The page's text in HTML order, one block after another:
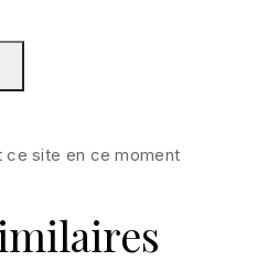
ce site en ce moment